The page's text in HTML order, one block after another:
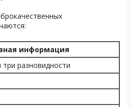
информация
разновидности